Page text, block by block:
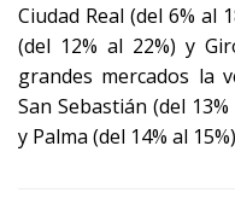
Ciudad Real (del 6% al
(del 12% al 22%) y
grandes mercados la
San Sebastián (del
y Palma (del 14% al